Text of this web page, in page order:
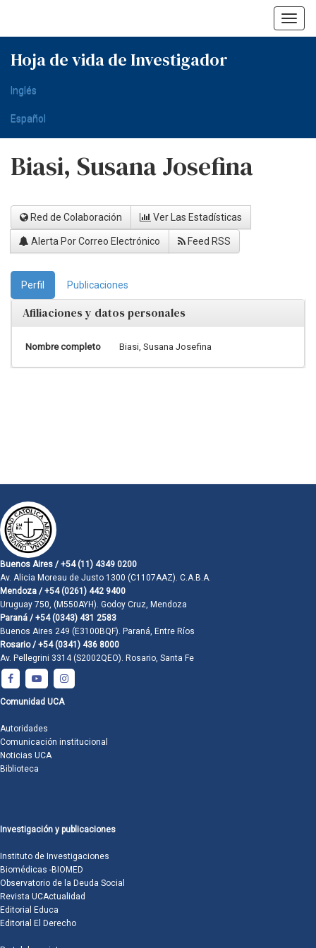
Hoja de vida de Investigador
Inglés
Español
Biasi, Susana Josefina
Red de Colaboración Ver Las Estadísticas
Alerta Por Correo Electrónico Feed RSS
Perfil Publicaciones
Afiliaciones y datos personales
Nombre completo Biasi, Susana Josefina
Buenos Aires / +54 (11) 4349 0200
Av. Alicia Moreau de Justo 1300 (C1107AAZ). C.A.B.A.
Mendoza / +54 (0261) 442 9400
Uruguay 750, (M550AYH). Godoy Cruz, Mendoza
Paraná / +54 (0343) 431 2583
Buenos Aires 249 (E3100BQF). Paraná, Entre Ríos
Rosario / +54 (0341) 436 8000
Av. Pellegrini 3314 (S2002QEO). Rosario, Santa Fe
Comunidad UCA
Autoridades
Comunicación institucional
Noticias UCA
Biblioteca
Investigación y publicaciones
Instituto de Investigaciones
Biomédicas -BIOMED
Observatorio de la Deuda Social
Revista UCActualidad
Editorial Educa
Editorial El Derecho